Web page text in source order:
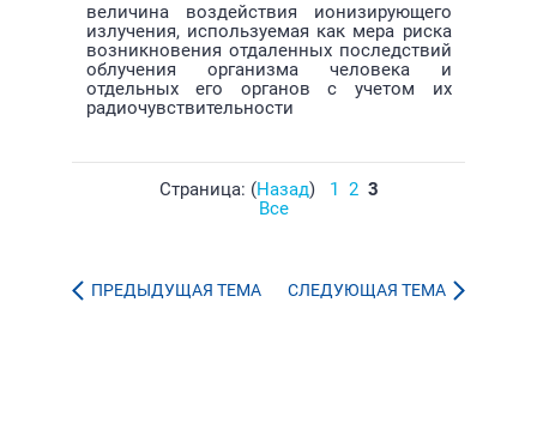
величина воздействия ионизирующего
излучения, используемая как мера риска
возникновения отдаленных последствий
облучения организма человека и
отдельных его органов с учетом их
радиочувствительности
Страница: (Назад) 1 2 3
Все
ПРЕДЫДУЩАЯ ТЕМА СЛЕДУЮЩАЯ ТЕМА